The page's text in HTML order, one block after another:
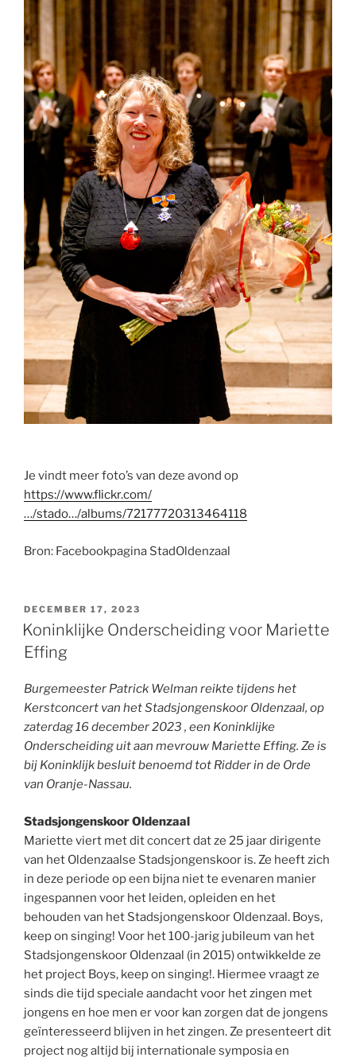
Je vindt meer foto’s van deze avond op
https://www.flickr.com/
…/stado…/albums/72177720313464118
Bron: Facebookpagina StadOldenzaal
GEPLAATST
OP
DECEMBER 17, 2023
Koninklijke Onderscheiding voor Mariette
Effing
Burgemeester Patrick Welman reikte tijdens het
Kerstconcert van het Stadsjongenskoor Oldenzaal, op
zaterdag 16 december 2023 , een Koninklijke
Onderscheiding uit aan mevrouw Mariette Effing. Ze is
bij Koninklijk besluit benoemd tot Ridder in de Orde
van Oranje-Nassau.
Stadsjongenskoor Oldenzaal
Mariette viert met dit concert dat ze 25 jaar dirigente
van het Oldenzaalse Stadsjongenskoor is. Ze heeft zich
in deze periode op een bijna niet te evenaren manier
ingespannen voor het leiden, opleiden en het
behouden van het Stadsjongenskoor Oldenzaal. Boys,
keep on singing! Voor het 100-jarig jubileum van het
Stadsjongenskoor Oldenzaal (in 2015) ontwikkelde ze
het project Boys, keep on singing!. Hiermee vraagt ze
sinds die tijd speciale aandacht voor het zingen met
jongens en hoe men er voor kan zorgen dat de jongens
geïnteresseerd blijven in het zingen. Ze presenteert dit
project nog altijd bij internationale symposia en